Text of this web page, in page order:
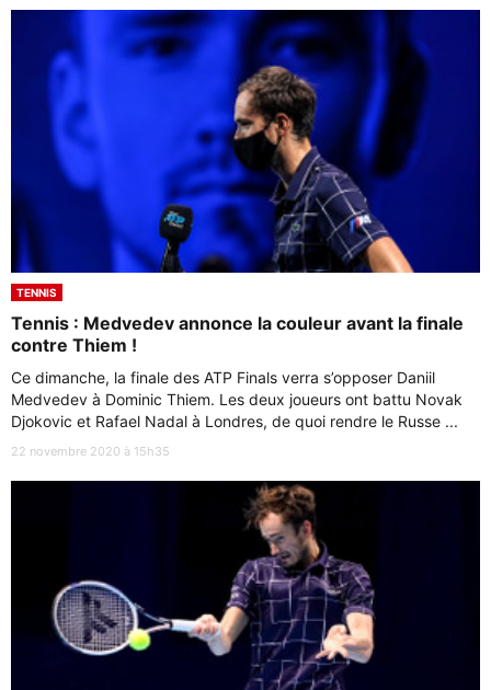
TENNIS
Tennis : Medvedev annonce la couleur avant la finale
contre Thiem !
Ce dimanche, la finale des ATP Finals verra s’opposer Daniil
Medvedev à Dominic Thiem. Les deux joueurs ont battu Novak
Djokovic et Rafael Nadal à Londres, de quoi rendre le Russe ...
22 novembre 2020 à 15h35